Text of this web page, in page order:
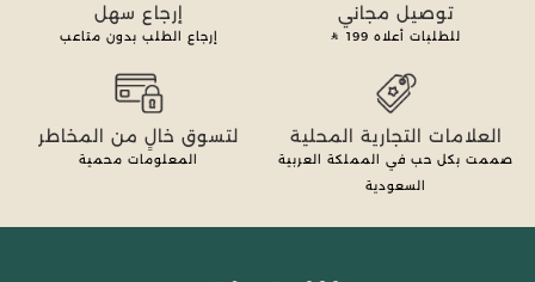
توصيل مجاني
للطلبات أعلاه 199
إرجاع سهل
إرجاع الطلب بدون متاعب
العلامات التجارية المحلية
صممت بكل حب في المملكة العربية
السعودية
لتسوق خالٍ من المخاطر
المعلومات محمية